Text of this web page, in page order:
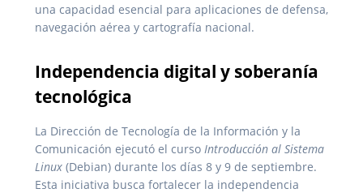
una capacidad esencial para aplicaciones de defensa,
navegación aérea y cartografía nacional.
Independencia digital y soberanía
tecnológica
La Dirección de Tecnología de la Información y la
Comunicación ejecutó el curso Introducción al Sistema
Linux (Debian) durante los días 8 y 9 de septiembre.
Esta iniciativa busca fortalecer la independencia